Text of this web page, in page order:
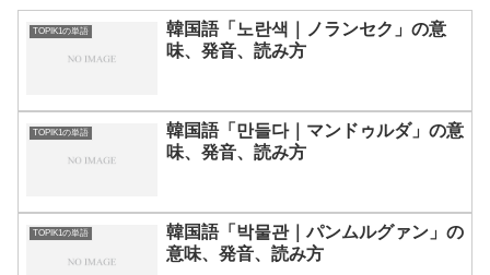
TOPIK1の単語
韓国語「노란색｜ノランセク」の意
味、発音、読み方
TOPIK1の単語
韓国語「만들다｜マンドゥルダ」の意
味、発音、読み方
TOPIK1の単語
韓国語「박물관｜パンムルグァン」の
意味、発音、読み方